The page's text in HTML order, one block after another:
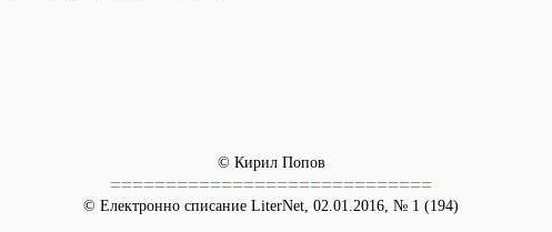
© Кирил Попов
=============================
© Електронно списание LiterNet, 02.01.2016, № 1 (194)